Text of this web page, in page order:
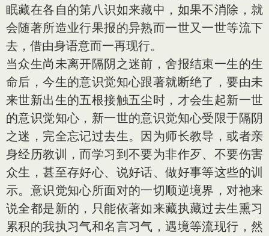
眠藏在各自的第八识如来藏中，如果不消除，就
会随著所造业行果报的异熟而一世又一世等流下
去，借由身语意而一再现行。
当众生尚未离开隔阴之迷前，舍报结束一生的生
命后，今生的意识觉知心跟著就断绝了，要由未
来世新出生的五根接触五尘时，才会生起新一世
的意识觉知心，新一世的意识觉知心受限于隔阴
之迷，完全忘记过去生。因为师长教导，或者亲
身经历教训，而学习到不要为非作歹、不要伤害
众生，甚至存好心、说好话、做好事等这些的训
示。意识觉知心所面对的一切顺逆境界，对祂来
说全都是新的，只能依著如来藏执藏过去生熏习
累积的我执习气和名言习气，遇境等流现行，然